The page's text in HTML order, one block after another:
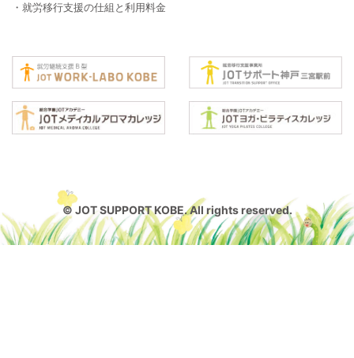
・就労移行支援の仕組と利用料金
© JOT SUPPORT KOBE. All rights reserved.